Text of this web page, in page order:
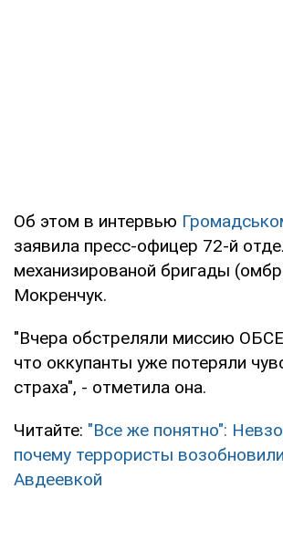
Об этом в интервью
заявила пресс-офицер 72-й
механизированой бригады
Мокренчук.
"Вчера обстреляли миссию
что оккупанты уже потеряли
страха", - отметила она.
Читайте: "Все же понятно":
почему террористы
Авдеевкой